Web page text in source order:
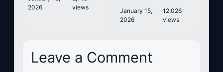
2026
views
January 15,
2026
12,026
views
Leave a Comment